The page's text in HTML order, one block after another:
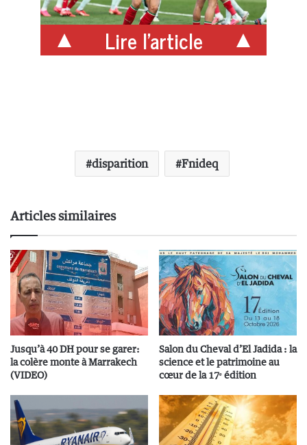
Lire l'article
disparition Fnideq
Articles similaires
Jusqu’à 40 DH pour se garer:
la colère monte à Marrakech
(VIDEO)
Salon du Cheval d’El Jadida : la
science et le patrimoine au
cœur de la 17ᵉ édition